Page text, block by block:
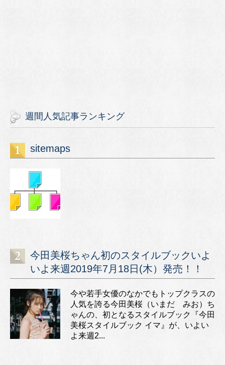
週間人気記事ランキング
sitemaps
今田美桜ちゃん初のスタイルブックいよ
いよ来週2019年7月18日(木）発売！！
今や若手女優のなかでもトップクラスの
人気を誇る今田美桜（いまだ みお）ち
ゃんの、初となるスタイルブック『今田
美桜スタイルブック イマ』が、いよい
よ来週2...